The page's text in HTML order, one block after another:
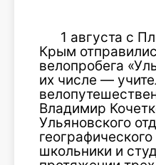
1 августа с
Крым
велопробега
их числе —
Владимир
Ульяновского
школьники и